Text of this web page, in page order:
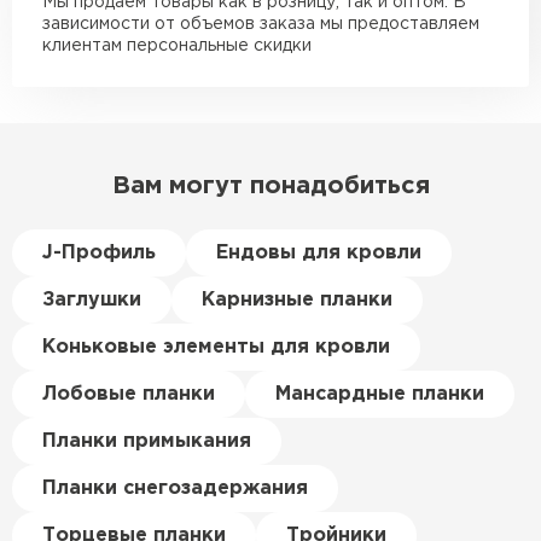
Делал тёплый пол, мне
порекомендовали посмотреть
Решил проверить в интернете
Спросил, есть ли у них
материал есть в наличии, а
раза ниже, чем в обычных
магазинах. Сделал заказ,
и строители сразу начали
работать.
Новиков
зависимости от объемов заказа мы предоставляем
клиентам персональные скидки
Вам могут понадобиться
J-Профиль Ендовы для кровли
Заглушки Карнизные планки
Коньковые элементы для кровли
Лобовые планки Мансардные планки
Планки примыкания
Планки снегозадержания
Торцевые планки Тройники
Керамическая черепица
ПЕРЕЙТИ